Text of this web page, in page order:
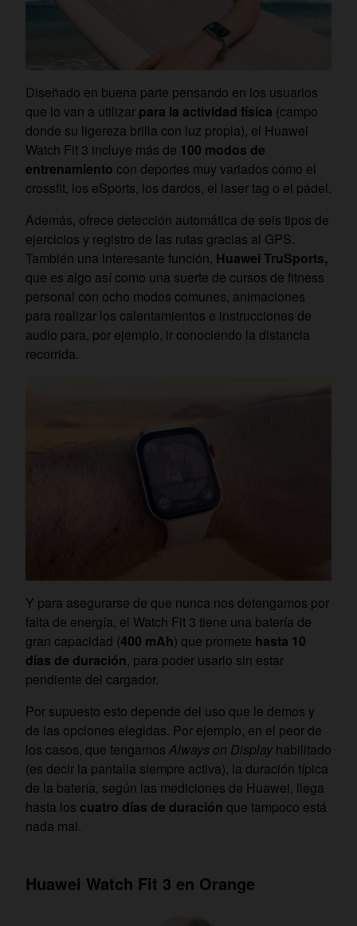
Diseñado en buena parte pensando en los usuarios
que lo van a utilizar para la actividad física (campo
donde su ligereza brilla con luz propia), el Huawei
Watch Fit 3 incluye más de 100 modos de
entrenamiento con deportes muy variados como el
crossfit, los eSports, los dardos, el laser tag o el pádel.
Además, ofrece detección automática de seis tipos de
ejercicios y registro de las rutas gracias al GPS.
También una interesante función, Huawei TruSports,
que es algo así como una suerte de cursos de fitness
personal con ocho modos comunes, animaciones
para realizar los calentamientos e instrucciones de
audio para, por ejemplo, ir conociendo la distancia
recorrida.
Y para asegurarse de que nunca nos detengamos por
falta de energía, el Watch Fit 3 tiene una batería de
gran capacidad (400 mAh) que promete hasta 10
días de duración, para poder usarlo sin estar
pendiente del cargador.
Por supuesto esto depende del uso que le demos y
de las opciones elegidas. Por ejemplo, en el peor de
los casos, que tengamos Always on Display habilitado
(es decir la pantalla siempre activa), la duración típica
de la batería, según las mediciones de Huawei, llega
hasta los cuatro días de duración que tampoco está
nada mal.
Huawei Watch Fit 3 en Orange